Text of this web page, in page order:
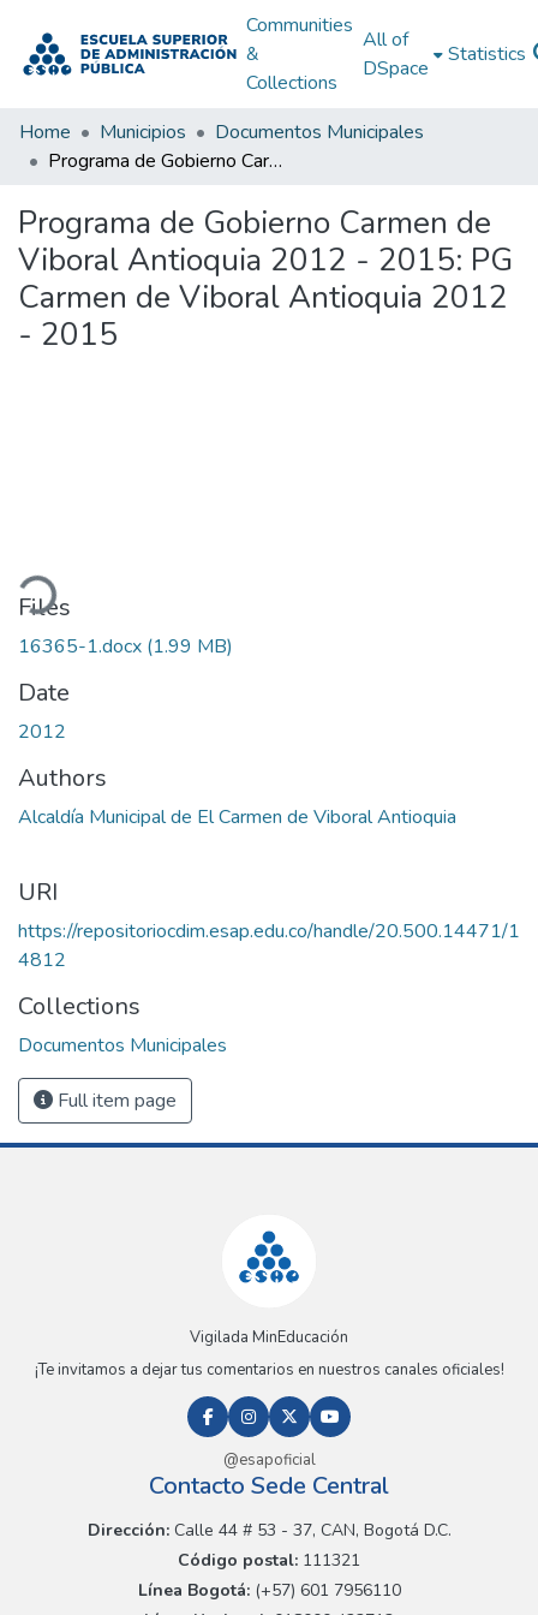
Communities
&
Collections
All of
DSpace
Statistics
Home Municipios
Documentos Municipales
Programa de Gobierno Carmen de Viboral Antioquia 2012 - 2015: PG Carmen de Viboral Antioquia 2012 - 2015
Programa de Gobierno Carmen de
Viboral Antioquia 2012 - 2015: PG
Carmen de Viboral Antioquia 2012
- 2015
Files
16365-1.docx (1.99 MB)
Date
2012
Authors
Alcaldía Municipal de El Carmen de Viboral Antioquia
URI
https://repositoriocdim.esap.edu.co/handle/20.500.14471/1
4812
Collections
Documentos Municipales
Full item page
Vigilada MinEducación
¡Te invitamos a dejar tus comentarios en nuestros canales oficiales!
@esapoficial
Contacto Sede Central
Dirección:Calle 44 # 53 - 37, CAN, Bogotá D.C.
Código postal: 111321
Línea Bogotá:(+57) 601 7956110